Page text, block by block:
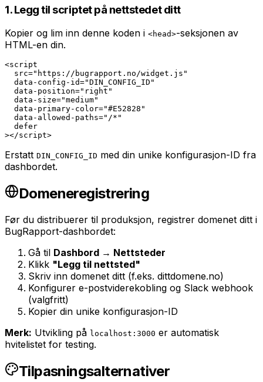
1. Legg til scriptet på nettstedet ditt
Kopier og lim inn denne koden i <head>-seksjonen av
HTML-en din.
<script
  src="https://bugrapport.no/widget.js"
  data-config-id="DIN_CONFIG_ID"
  data-position="right"
  data-size="medium"
  data-primary-color="#E52828"
  data-allowed-paths="/*"
  defer
></script>
Erstatt DIN_CONFIG_ID med din unike konfigurasjon-ID fra
dashbordet.
Domeneregistrering
Før du distribuerer til produksjon, registrer domenet ditt i
BugRapport-dashbordet:
Gå til Dashbord → Nettsteder
Klikk "Legg til nettsted"
Skriv inn domenet ditt (f.eks. dittdomene.no)
Konfigurer e-postviderekobling og Slack webhook
(valgfritt)
Kopier din unike konfigurasjon-ID
Merk: Utvikling på localhost:3000 er automatisk
hvitelistet for testing.
Tilpasningsalternativer